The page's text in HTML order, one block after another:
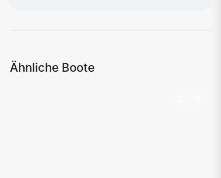
Ähnliche Boote